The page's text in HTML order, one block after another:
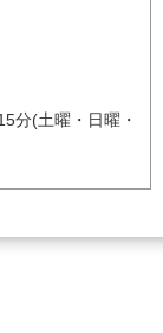
分(土曜・日曜・